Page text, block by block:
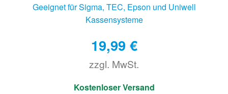
Geeignet für Sigma, TEC, Epson und Uniwell
Kassensysteme
19,99 €
zzgl. MwSt.
€
Kostenloser Versand